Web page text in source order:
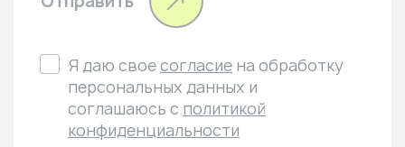
Я даю своесогласие на обработку
персональных данных и
соглашаюсь с политикой
конфиденциальности